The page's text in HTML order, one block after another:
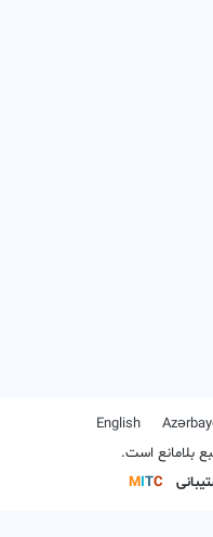
English
بلامانع است.
MITC